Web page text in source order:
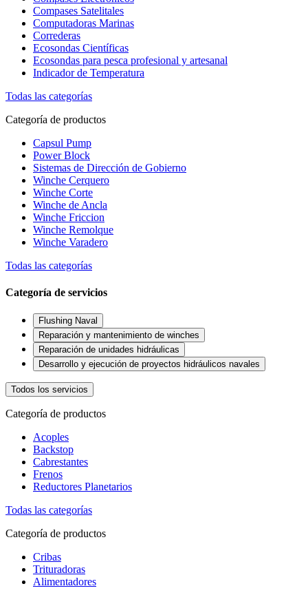
Compases Satelitales
Computadoras Marinas
Correderas
Ecosondas Científicas
Ecosondas para pesca profesional y artesanal
Indicador de Temperatura
Todas las categorías
Categoría de productos
Capsul Pump
Power Block
Sistemas de Dirección de Gobierno
Winche Cerquero
Winche Corte
Winche de Ancla
Winche Friccion
Winche Remolque
Winche Varadero
Todas las categorías
Categoría de servicios
Flushing Naval
Reparación y mantenimiento de winches
Reparación de unidades hidráulicas
Desarrollo y ejecución de proyectos hidráulicos navales
Todos los servicios
Categoría de productos
Acoples
Backstop
Cabrestantes
Frenos
Reductores Planetarios
Todas las categorías
Categoría de productos
Cribas
Trituradoras
Alimentadores